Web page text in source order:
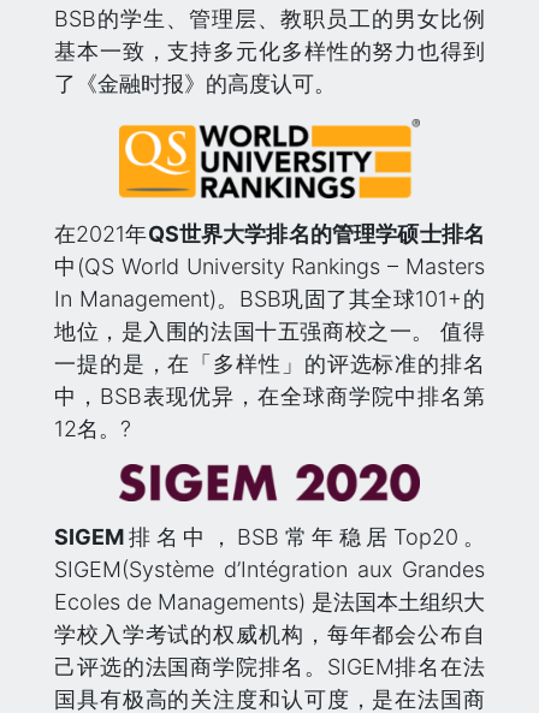
BSB的学生、管理层、教职员工的男女比例
基本一致，支持多元化多样性的努力也得到
了《金融时报》的高度认可。
在2021年QS世界大学排名的管理学硕士排名
中(QS World University Rankings – Masters
In Management)。BSB巩固了其全球101+的
地位，是入围的法国十五强商校之一。 值得
一提的是，在「多样性」的评选标准的排名
中，BSB表现优异，在全球商学院中排名第
12名。?
SIGEM排名中，BSB常年稳居Top20。
SIGEM(Système d’Intégration aux Grandes
Ecoles de Managements) 是法国本土组织大
学校入学考试的权威机构，每年都会公布自
己评选的法国商学院排名。SIGEM排名在法
国具有极高的关注度和认可度，是在法国商